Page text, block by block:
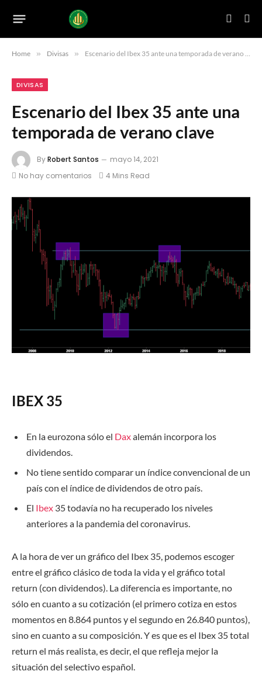
Home » Divisas » Escenario del Ibex 35 ante una temporada de verano clave
DIVISAS
Escenario del Ibex 35 ante una
temporada de verano clave
ByRobert Santos
mayo 14, 2021
No hay comentarios
4 Mins Read
IBEX 35
En la eurozona sólo el Daxalemán incorpora los
dividendos.
No tiene sentido comparar un índice convencional de un
país con el índice de dividendos de otro país.
El Ibex 35 todavía no ha recuperado los niveles
anteriores a la pandemia del coronavirus.
A la hora de ver un gráfico del Ibex 35, podemos escoger
entreel gráficoclásico de toda la vida yel gráfico total
return (con dividendos) . La diferencia es importante, no
sólo en cuanto a su cotización (el primero cotiza en estos
momentos en 8.864 puntos y el segundo en 26.840 puntos),
sino en cuanto a su composición. Y es quees el Ibex 35 total
return el más realista, es decir, el que refleja mejor la
situación del selectivo español.